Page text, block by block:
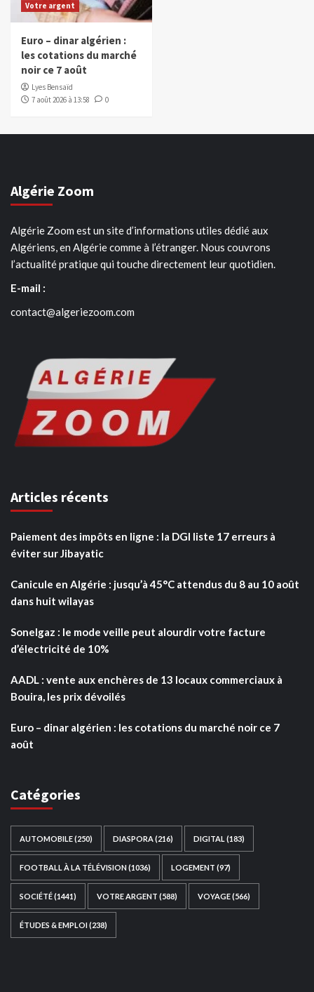
Votre argent
Euro – dinar algérien :
les cotations du marché
noir ce 7 août
Lyes Bensaïd
7 août 2026 à 13:58
0
Algérie Zoom
Algérie Zoom est un site d’informations utiles dédié aux
Algériens, en Algérie comme à l’étranger. Nous couvrons
l’actualité pratique qui touche directement leur quotidien.
E-mail :
contact@algeriezoom.com
Articles récents
Paiement des impôts en ligne : la DGI liste 17 erreurs à
éviter sur Jibayatic
Canicule en Algérie : jusqu’à 45°C attendus du 8 au 10 août
dans huit wilayas
Sonelgaz : le mode veille peut alourdir votre facture
d’électricité de 10%
AADL : vente aux enchères de 13 locaux commerciaux à
Bouira, les prix dévoilés
Euro – dinar algérien : les cotations du marché noir ce 7
août
Catégories
AUTOMOBILE(250) DIASPORA(216) DIGITAL (183)
FOOTBALL À LA TÉLÉVISION(1036) LOGEMENT (97)
SOCIÉTÉ(1441) VOTRE ARGENT (588) VOYAGE(566)
ÉTUDES & EMPLOI(238)